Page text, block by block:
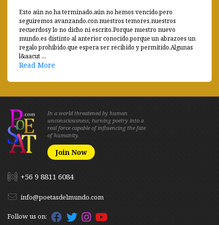
Esto aún no ha terminado,aún no hemos vencido,pero
seguiremos avanzando,con nuestros temores,nuestros
recuerdosy lo no dicho ni escrito.Porque nuestro nuevo
mundo,es distinto al anterior conocido,porque un abrazoes un
regalo prohibido,que espera ser recibido y permitido.Algunas
l&aacut ...
Read More
In a world threatened by human
unconsciousness, turning poetry into a
real force capable of influencing the fate
of humanity.
Join Now
+56 9 8811 6084
info@poetasdelmundo.com
Follow us on: